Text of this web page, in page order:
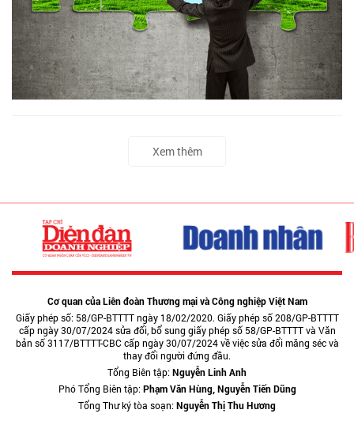
Xem thêm
Cơ quan của Liên đoàn Thương mại và Công nghiệp Việt Nam
Giấy phép số: 58/GP-BTTTT ngày 18/02/2020. Giấy phép số 208/GP-BTTTT
cấp ngày 30/07/2024 sửa đổi, bổ sung giấy phép số 58/GP-BTTTT và Văn
bản số 3117/BTTTT-CBC cấp ngày 30/07/2024 về việc sửa đổi măng séc và
thay đổi người đứng đầu.
Tổng Biên tập:Nguyễn Linh Anh
Phó Tổng Biên tập:Phạm Văn Hùng, Nguyễn Tiến Dũng
Tổng Thư ký tòa soạn:Nguyễn Thị Thu Hương